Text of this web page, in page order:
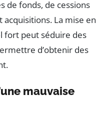
de fonds, de cessions
acquisitions. La mise en
fort peut séduire des
d’obtenir des
mauvaise